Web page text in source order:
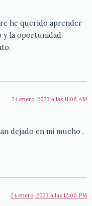
he querido aprender
y la oportunidad.
24 enero, 2023 a las 11:06 AM
dejado en mi mucho .
24 enero, 2023 a las 12:00 PM